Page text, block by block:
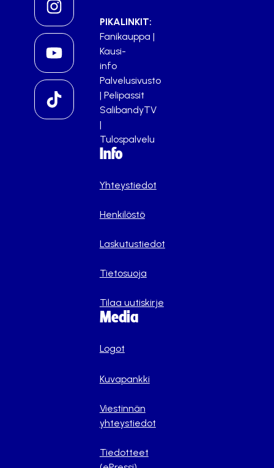
PIKALINKIT:
Fanikauppa |
Kausi-
info
Palvelusivusto
| Pelipassit
SalibandyTV
|
Tulospalvelu
Info
Yhteystiedot
Henkilöstö
Laskutustiedot
Tietosuoja
Tilaa uutiskirje
Media
Logot
Kuvapankki
Viestinnän
yhteystiedot
Tiedotteet